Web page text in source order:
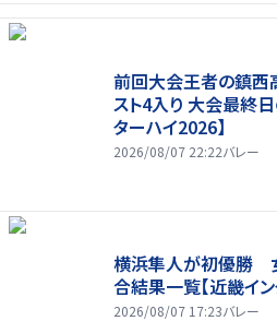
前回大会王者の鎮西
スト4入り 大会最終
ターハイ2026】
2026/08/07 22:22バレー
横浜隼人が初優勝
合結果一覧【近畿イ
2026/08/07 17:23バレー